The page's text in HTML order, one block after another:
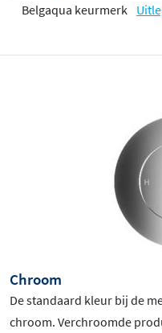
Belgaqua keurmerk
Chroom
De standaard kleur bij de
chroom. Verchroomde